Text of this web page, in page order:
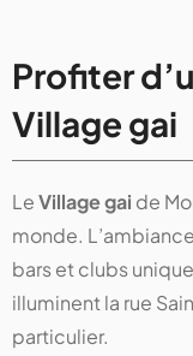
Profiter
Village gai
LeVillage gai de
monde.
bars et clubs
illuminent la rue
particulier.